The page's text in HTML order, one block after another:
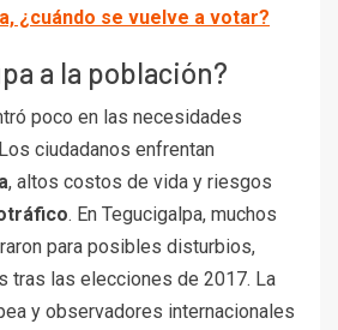
¿cuándo se vuelve a votar?
a la población?
poco en las necesidades
ciudadanos enfrentan
, altos costos de vida y riesgos
. En Tegucigalpa, muchos
para posibles disturbios,
tras las elecciones de 2017. La
y observadores internacionales